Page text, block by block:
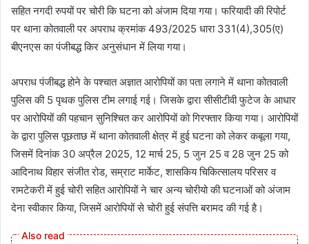
सहित नगदी रुपयों पर चोरी कि घटना को अंजाम दिया गया। फरियादी की रिपोर्ट
पर थाना कोतवाली पर अपराध क्रमांक 493/2025 धारा 331(4),305(ए)
बीएनएस का पंजीबद्ध किर अनुसंधान में लिया गया।
अपराध पंजीबद्ध होने के पश्चात अज्ञात आरोपियों का पता लगाने में थाना कोतवाली
पुलिस की 5 पृथक पुलिस टीम लगाई गई। जिसके द्वारा सीसीटीवी फुटेज के आधार
पर आरोपियों की पहचान सुनिश्चित कर आरोपियों को गिरफ्तार किया गया। आरोपियों
के द्वारा पुलिस पूछताछ में थाना कोतवाली क्षेत्र में हुई घटना को लेकर कबूला गया,
जिसमें दिनांक 30 अप्रैल 2025, 12 मार्च 25, 5 जुन 25 व 28 जुन 25 को
आदिनाथ विहार संजीत रोड, सम्राट मार्केट, शासकिय चिकित्सालय परिसर व
रामटेकरी में हुई चोरी सहित आरोपियों ने चार अन्य चोरीयो की घटनाओं को अंजाम
देना स्वीकार किया, जिसमें आरोपियों से चोरी हुई संपत्ति बरामद की गई है।